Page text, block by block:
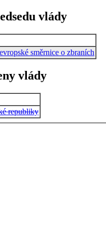
vlády
směrnice o zbraních
vlády
republiky